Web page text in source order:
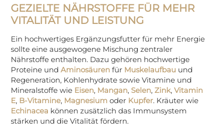
GEZIELTE NÄHRSTOFFE FÜR MEHR
VITALITÄT UND LEISTUNG
Ein hochwertiges Ergänzungsfutter für mehr Energie
sollte eine ausgewogene Mischung zentraler
Nährstoffe enthalten. Dazu gehören hochwertige
Proteine undAminosäuren für Muskelaufbau und
Regeneration, Kohlenhydrate sowie Vitamine und
Mineralstoffe wie Eisen, Mangan, Selen,Zink,Vitamin
E, B-Vitamine, Magnesium oder Kupfer. Kräuter wie
Echinacea können zusätzlich das Immunsystem
stärken und die Vitalität fördern.